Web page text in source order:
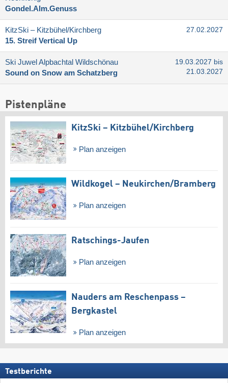
Gondel.Alm.Genuss
KitzSki – Kitzbühel/​Kirchberg
15. Streif Vertical Up
27.02.2027
Ski Juwel Alpbachtal Wildschönau
Sound on Snow am Schatzberg
19.03.2027 bis
21.03.2027
Pistenpläne
KitzSki – Kitzbühel/​Kirchberg
Plan anzeigen
Wildkogel – Neukirchen/​Bramberg
Plan anzeigen
Ratschings-Jaufen
Plan anzeigen
Nauders am Reschenpass –
Bergkastel
Plan anzeigen
Testberichte